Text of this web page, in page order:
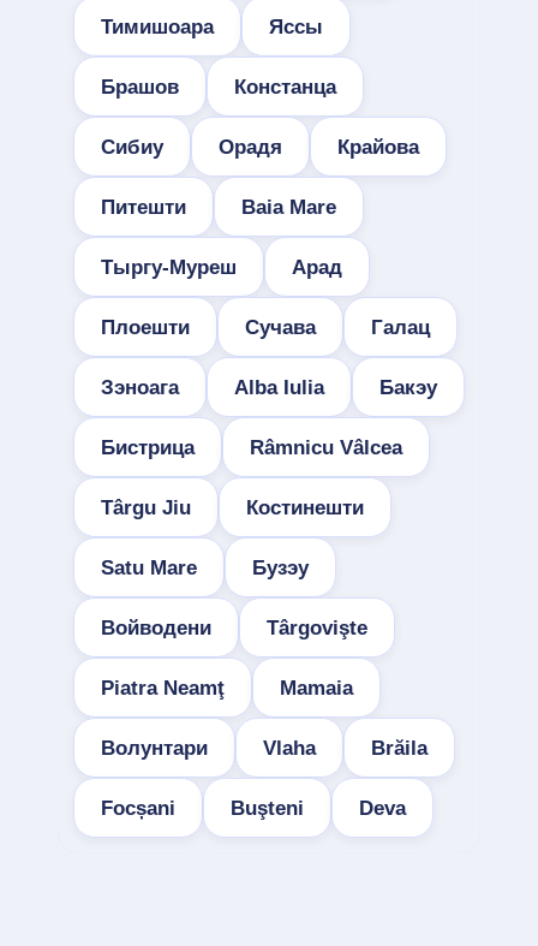
Тимишоара Яссы
Брашов Констанца
Сибиу Орадя Крайова
Питешти Baia Mare
Тыргу-Муреш Арад
Плоешти Сучава Галац
Зэноага Alba Iulia Бакэу
Бистрица Râmnicu Vâlcea
Târgu Jiu Костинешти
Satu Mare Бузэу
Войводени Târgovişte
Piatra Neamţ Mamaia
Волунтари Vlaha Brăila
Focșani Buşteni Deva